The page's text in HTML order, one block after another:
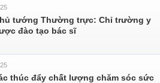
tướng Thường trực: Chỉ trường y
đào tạo bác sĩ
thúc đẩy chất lượng chăm sóc sức